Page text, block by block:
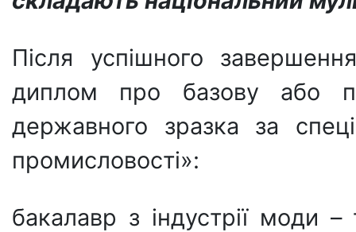
Після успішного
диплом про базову або
державного зразка за
промисловості»:
бакалавр з індустрії моди